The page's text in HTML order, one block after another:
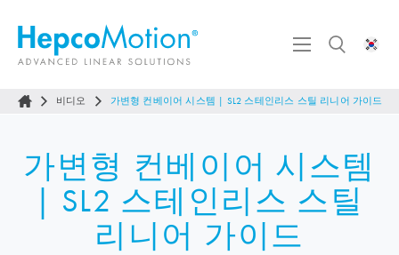
비디오 가변형 컨베이어 시스템 | SL2 스테인리스 스틸 리니어 가이드
가변형 컨베이어 시스템
| SL2 스테인리스 스틸
리니어 가이드